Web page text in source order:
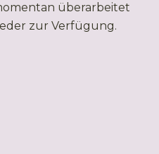
überarbeitet
zur Verfügung.